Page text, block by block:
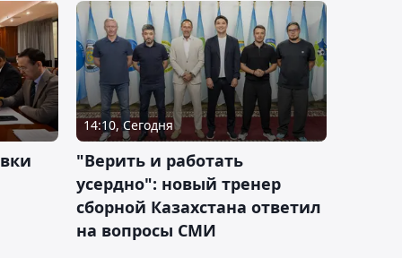
14:10, Сегодня
"Верить и работать
усердно": новый тренер
сборной Казахстана ответил
на вопросы СМИ